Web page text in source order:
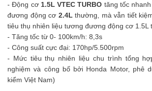
- Động cơ 1.5L VTEC TURBO tăng tốc
đương động cơ 2.4Lthường, mà vẫn tiết
tiêu thụ nhiên liệu tương đương động cơ 1.5L
- Tăng tốc từ 0- 100km/h: 8,3s
- Công suất cực đại: 170hp/5.500rpm
- Mức tiêu thụ nhiên liệu chu trình tổng
nghiệm và công bố bởi Honda Motor, phê
kiểm Việt Nam)